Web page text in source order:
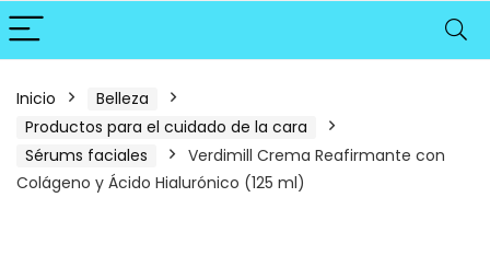
Inicio
Belleza
Productos para el cuidado de la cara
Sérums faciales
Verdimill Crema Reafirmante con
Colágeno y Ácido Hialurónico (125 ml)